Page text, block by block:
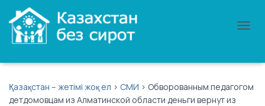
Л
Қазақстан – жетімі жоқ ел > СМИ > Обворованным педагогом
детдомовцам из Алматинской области деньги вернут из